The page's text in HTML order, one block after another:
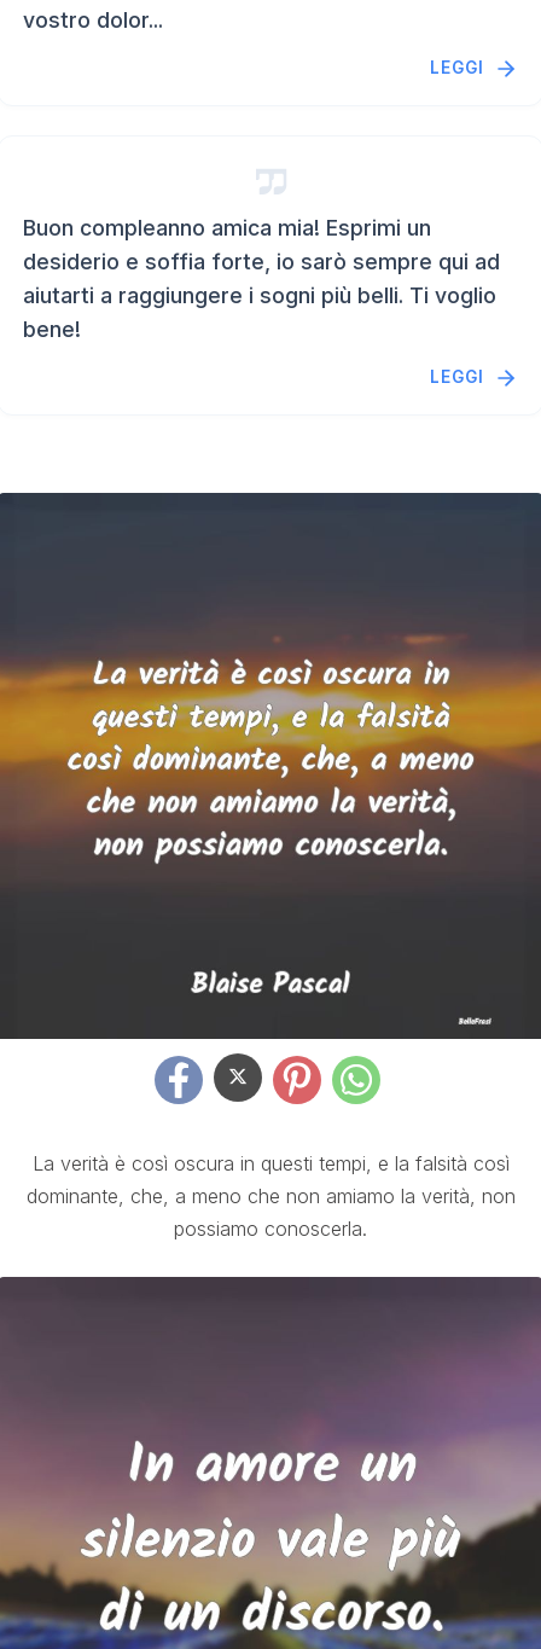
vostro dolor...
LEGGI
Buon compleanno amica mia! Esprimi un
desiderio e soffia forte, io sarò sempre qui ad
aiutarti a raggiungere i sogni più belli. Ti voglio
bene!
LEGGI
La verità è così oscura in questi tempi, e la falsità così
dominante, che, a meno che non amiamo la verità, non
possiamo conoscerla.